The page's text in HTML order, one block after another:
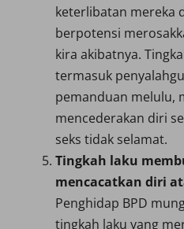
keterlibatan mereka
berpotensi
kira akibatnya.
termasuk
pemanduan melulu,
mencederakan diri
seks tidak selamat.
Tingkah laku
mencacatkan diri
Penghidap BPD
tingkah laku yang